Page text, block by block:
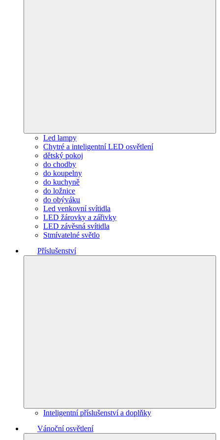
Led lampy
Chytré a inteligentní LED osvětlení
dětský pokoj
do chodby
do koupelny
do kuchyně
do ložnice
do obýváku
Led venkovní svítidla
LED žárovky a zářivky
LED závěsná svítidla
Stmívatelné světlo
Příslušenství
Inteligentní příslušenství a doplňky
Vánoční osvětlení